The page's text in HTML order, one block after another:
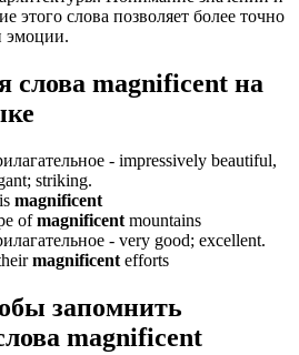
этого слова позволяет более точно
эмоции.
слова magnificent на
- impressively beautiful,
striking.
magnificent
ofmagnificent mountains
- very good; excellent.
magnificent efforts
запомнить
magnificent